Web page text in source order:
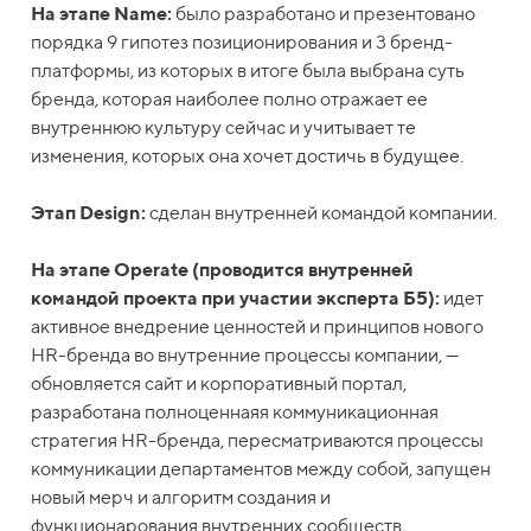
На этапе Name: было разработано и презентовано
порядка 9 гипотез позиционирования и 3 бренд-
платформы, из которых в итоге была выбрана суть
бренда, которая наиболее полно отражает ее
внутреннюю культуру сейчас и учитывает те
изменения, которых она хочет достичь в будущее.
Этап Design: сделан внутренней командой компании.
На этапе Operate (проводится внутренней
командой проекта при участии эксперта Б5): идет
активное внедрение ценностей и принципов нового
HR-бренда во внутренние процессы компании, —
обновляется сайт и корпоративный портал,
разработана полноценнаяя коммуникационная
стратегия HR-бренда, пересматриваются процессы
коммуникации департаментов между собой, запущен
новый мерч и алгоритм создания и
функционарования внутренних сообществ,